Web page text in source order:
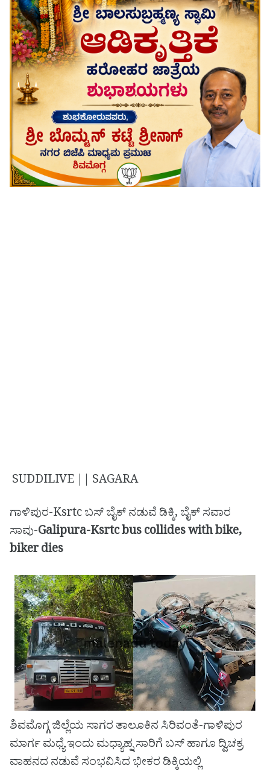
SUDDILIVE || SAGARA
ಗಾಳಿಪುರ-Ksrtc ಬಸ್ ಬೈಕ್ ನಡುವೆ ಡಿಕ್ಕಿ, ಬೈಕ್ ಸವಾರ
ಸಾವು-Galipura-Ksrtc bus collides with bike,
biker dies
ಶಿವಮೊಗ್ಗ ಜಿಲ್ಲೆಯ ಸಾಗರ ತಾಲೂಕಿನ ಸಿರಿವಂತೆ-ಗಾಳಿಪುರ
ಮಾರ್ಗ ಮಧ್ಯೆ ಇಂದು ಮಧ್ಯಾಹ್ನ ಸಾರಿಗೆ ಬಸ್ ಹಾಗೂ ದ್ವಿಚಕ್ರ
ವಾಹನದ ನಡುವೆ ಸಂಭವಿಸಿದ ಭೀಕರ ಡಿಕ್ಕಿಯಲ್ಲಿ